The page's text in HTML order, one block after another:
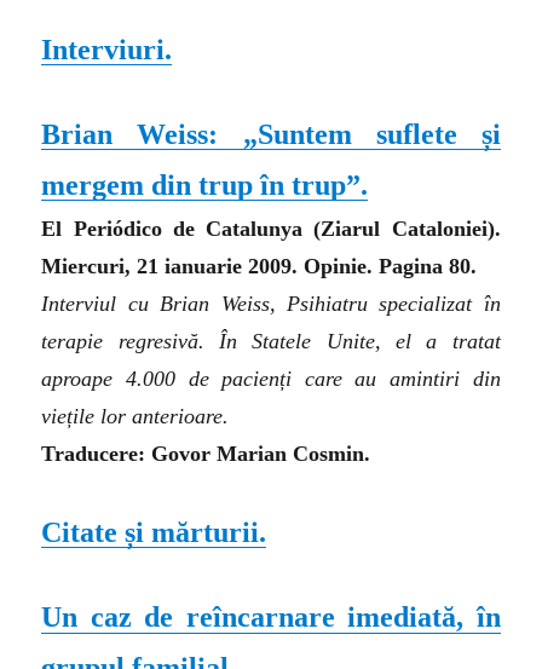
Interviuri.
Brian Weiss: „Suntem suflete și
mergem din trup în trup”.
El Periódico de Catalunya (Ziarul Cataloniei).
Miercuri, 21 ianuarie 2009. Opinie. Pagina 80.
Interviul cu Brian Weiss, Psihiatru specializat în
terapie regresivă. În Statele Unite, el a tratat
aproape 4.000 de pacienți care au amintiri din
viețile lor anterioare.
Traducere: Govor Marian Cosmin.
Citate și mărturii.
Un caz de reîncarnare imediată, în